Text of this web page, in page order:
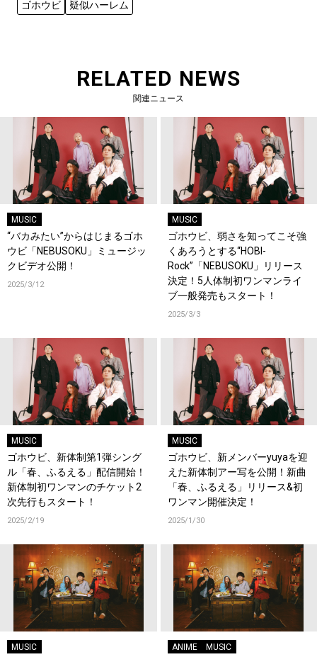
ゴホウビ 疑似ハーレム
RELATED NEWS
関連ニュース
MUSIC
“バカみたい”からはじまるゴホ
ウビ「NEBUSOKU」ミュージッ
クビデオ公開！
2025/3/12
MUSIC
ゴホウビ、弱さを知ってこそ強
くあろうとする“HOBI-
Rock”「NEBUSOKU」リリース
決定！5人体制初ワンマンライ
ブ一般発売もスタート！
2025/3/3
MUSIC
ゴホウビ、新体制第1弾シング
ル「春、ふるえる」配信開始！
新体制初ワンマンのチケット2
次先行もスタート！
2025/2/19
MUSIC
ゴホウビ、新メンバーyuyaを迎
えた新体制アー写を公開！新曲
「春、ふるえる」リリース&初
ワンマン開催決定！
2025/1/30
MUSIC ANIME MUSIC